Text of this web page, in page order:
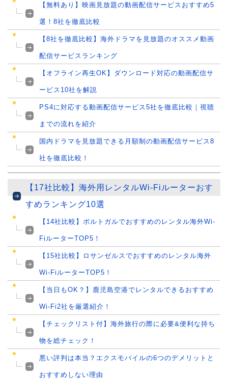
【無料あり】映画見放題の動画配信サービスおすすめ5
選！8社を徹底比較
【8社を徹底比較】海外ドラマを見放題のオススメ動画
配信サービスランキング
【オフライン再生OK】ダウンロード対応の動画配信サ
ービス10社を解説
PS4に対応する動画配信サービス5社を徹底比較｜視聴
までの流れを紹介
国内ドラマを見放題できる月額制の動画配信サービス8
社を徹底比較！
【17社比較】海外用レンタルWi-Fiルーターおす
すめランキング10選
【14社比較】ポルトガルでおすすめのレンタル海外Wi-
FiルーターTOP5！
【15社比較】ロサンゼルスでおすすめのレンタル海外
Wi-FiルーターTOP5！
【当日もOK？】鹿児島空港でレンタルできるおすすめ
Wi-Fi2社を厳選紹介！
【チェックリスト付】海外旅行の際に必要&便利な持ち
物を総チェック！
悪い評判は本当？エクスモバイルの6つのデメリットと
おすすめしない理由